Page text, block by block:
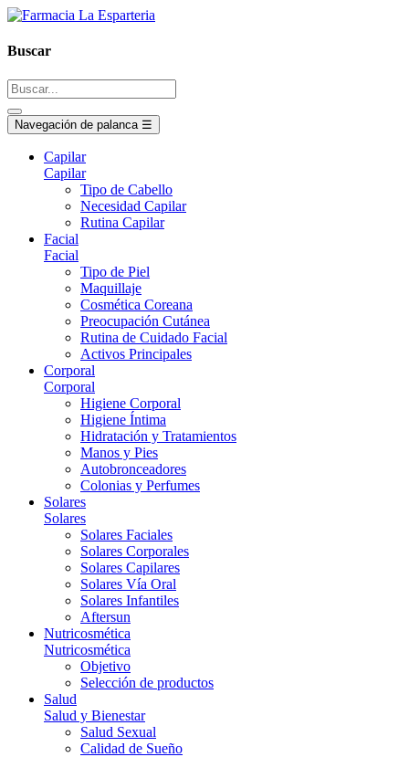
Buscar
Navegación de palanca ☰
Capilar
Capilar
Tipo de Cabello
Necesidad Capilar
Rutina Capilar
Facial
Facial
Tipo de Piel
Maquillaje
Cosmética Coreana
Preocupación Cutánea
Rutina de Cuidado Facial
Activos Principales
Corporal
Corporal
Higiene Corporal
Higiene Íntima
Hidratación y Tratamientos
Manos y Pies
Autobronceadores
Colonias y Perfumes
Solares
Solares
Solares Faciales
Solares Corporales
Solares Capilares
Solares Vía Oral
Solares Infantiles
Aftersun
Nutricosmética
Nutricosmética
Objetivo
Selección de productos
Salud
Salud y Bienestar
Salud Sexual
Calidad de Sueño